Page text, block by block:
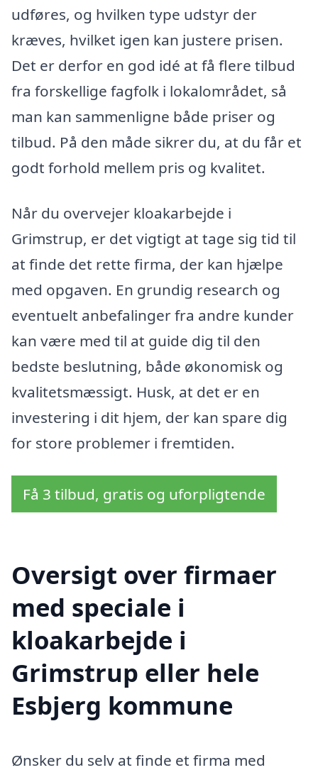
udføres, og hvilken type udstyr der
kræves, hvilket igen kan justere prisen.
Det er derfor en god idé at få flere tilbud
fra forskellige fagfolk i lokalområdet, så
man kan sammenligne både priser og
tilbud. På den måde sikrer du, at du får et
godt forhold mellem pris og kvalitet.
Når du overvejer kloakarbejde i
Grimstrup, er det vigtigt at tage sig tid til
at finde det rette firma, der kan hjælpe
med opgaven. En grundig research og
eventuelt anbefalinger fra andre kunder
kan være med til at guide dig til den
bedste beslutning, både økonomisk og
kvalitetsmæssigt. Husk, at det er en
investering i dit hjem, der kan spare dig
for store problemer i fremtiden.
Få 3 tilbud, gratis og uforpligtende
Oversigt over firmaer
med speciale i
kloakarbejde i
Grimstrup eller hele
Esbjerg kommune
Ønsker du selv at finde et firma med